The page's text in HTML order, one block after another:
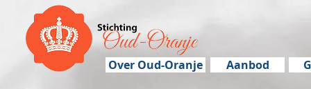
Aanbod
Over Oud-Oranje